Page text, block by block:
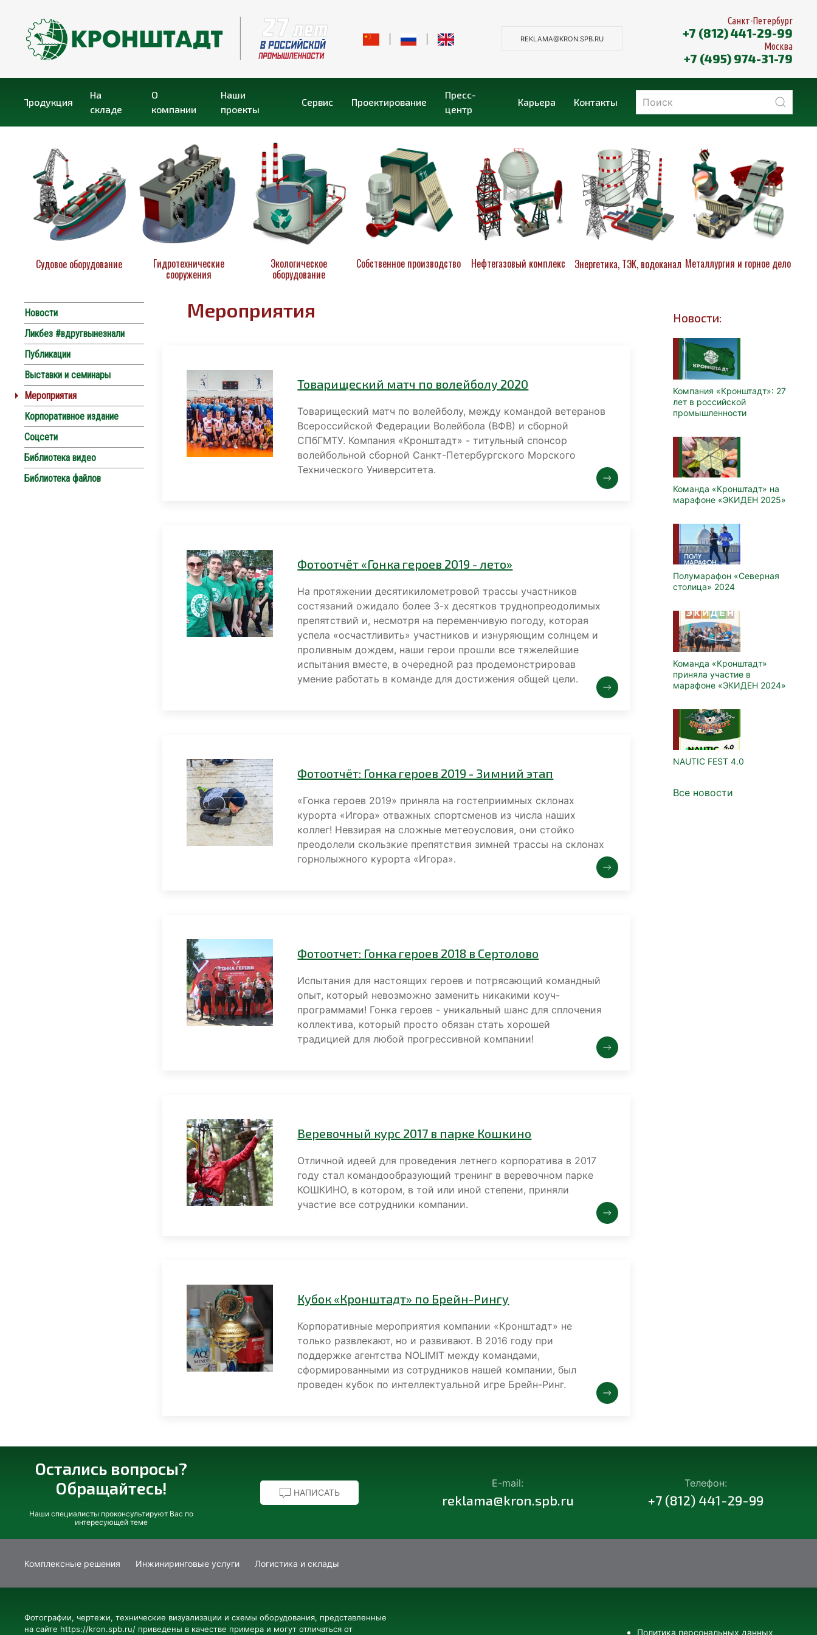
| REKLAMA@KRON.SPB.RU
Санкт-Петербург
+7 (812) 441-29-99
Москва
+7 (495) 974-31-79
Продукция
На
складе
О
компании
Наши
проекты
Сервис Проектирование
Пресс-
центр
Карьера Контакты
Судовое оборудование Гидротехнические
сооружения
Экологическое
оборудование
Собственное производство Нефтегазовый комплекс Энергетика, ТЭК, водоканал Металлургия и горное дело
Новости
Ликбез #вдругвынезнали
Публикации
Выставки и семинары
Мероприятия
Корпоративное издание
Соцсети
Библиотека видео
Библиотека файлов
Мероприятия
Товарищеский матч по волейболу 2020
Товарищеский матч по волейболу, между командой ветеранов
Всероссийской Федерации Волейбола (ВФВ) и сборной
СПбГМТУ. Компания «Кронштадт» - титульный спонсор
волейбольной сборной Санкт-Петербургского Морского
Технического Университета.
Фотоотчёт «Гонка героев 2019 - лето»
На протяжении десятикилометровой трассы участников
состязаний ожидало более 3-х десятков труднопреодолимых
препятствий и, несмотря на переменчивую погоду, которая
успела «осчастливить» участников и изнуряющим солнцем и
проливным дождем, наши герои прошли все тяжелейшие
испытания вместе, в очередной раз продемонстрировав
умение работать в команде для достижения общей цели.
Фотоотчёт: Гонка героев 2019 - Зимний этап
«Гонка героев 2019» приняла на гостеприимных склонах
курорта «Игора» отважных спортсменов из числа наших
коллег! Невзирая на сложные метеоусловия, они стойко
преодолели скользкие препятствия зимней трассы на склонах
горнолыжного курорта «Игора».
Фотоотчет: Гонка героев 2018 в Сертолово
Испытания для настоящих героев и потрясающий командный
опыт, который невозможно заменить никакими коуч-
программами! Гонка героев - уникальный шанс для сплочения
коллектива, который просто обязан стать хорошей
традицией для любой прогрессивной компании!
Веревочный курс 2017 в парке Кошкино
Отличной идеей для проведения летнего корпоратива в 2017
году стал командообразующий тренинг в веревочном парке
КОШКИНО, в котором, в той или иной степени, приняли
участие все сотрудники компании.
Кубок «Кронштадт» по Брейн-Рингу
Корпоративные мероприятия компании «Кронштадт» не
только развлекают, но и развивают. В 2016 году при
поддержке агентства NOLIMIT между командами,
сформированными из сотрудников нашей компании, был
проведен кубок по интеллектуальной игре Брейн-Ринг.
Новости:
Компания «Кронштадт»: 27
лет в российской
промышленности
Команда «Кронштадт» на
марафоне «ЭКИДЕН 2025»
Полумарафон «Северная
столица» 2024
Команда «Кронштадт»
приняла участие в
марафоне «ЭКИДЕН 2024»
NAUTIC FEST 4.0
Все новости
Остались вопросы?
Обращайтесь!
Наши специалисты проконсультируют Вас по
интересующей теме
НАПИСАТЬ
E-mail:
reklama@kron.spb.ru
Телефон:
+7 (812) 441-29-99
Комплексные решения Инжиниринговые услуги Логистика и склады
Фотографии, чертежи, технические визуализации и схемы оборудования, представленные
на сайте https://kron.spb.ru/ приведены в качестве примера и могут отличаться от
Политика персональных данных